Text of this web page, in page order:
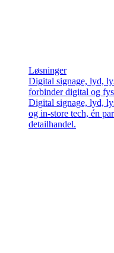
Løsninger
Digital signage, lyd,
forbinder digital og
Digital signage, lyd,
og in-store tech, én
detailhandel.